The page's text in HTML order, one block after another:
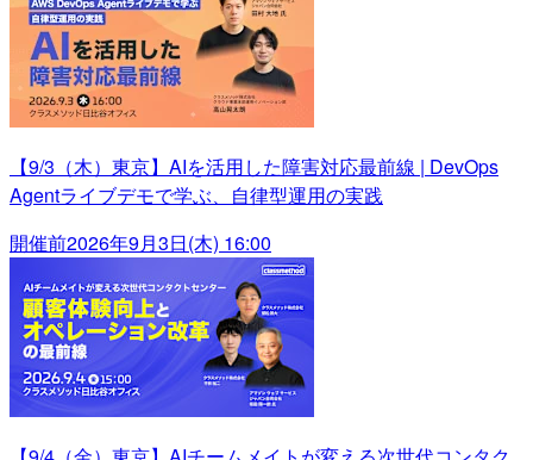
【9/3（木）東京】AIを活用した障害対応最前線 | DevOps
Agentライブデモで学ぶ、自律型運用の実践
開催前2026年9月3日(木) 16:00